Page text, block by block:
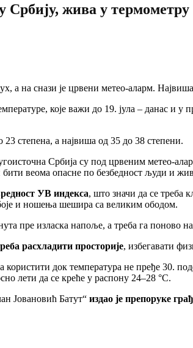
Србију, жива у
а на снази је црвени метео-аларм.
које важи до 19. јула – данас и
степена, а највиша од 35 до 38 степени.
Србија су под црвеним метео-
бити веома опасне по безбедност људи и
УВ индекса, што значи да се треба
и ношења шешира са великим ободом.
пре изласка напоље, а треба га поново
расхладити просторије, избегавати
док температура не пређе 30.
лети да се креће у распону 24–28 °C.
Јовановић Батут“ издао је препоруке